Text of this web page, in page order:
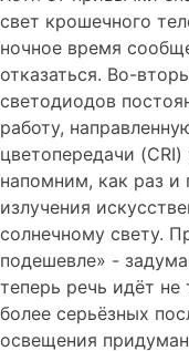
свет крошечного
ночное время
отказаться. Во-
светодиодов
работу,
цветопередачи
напомним, как раз и
излучения
солнечному свету.
подешевле» -
теперь речь идёт не
более серьёзных
освещения